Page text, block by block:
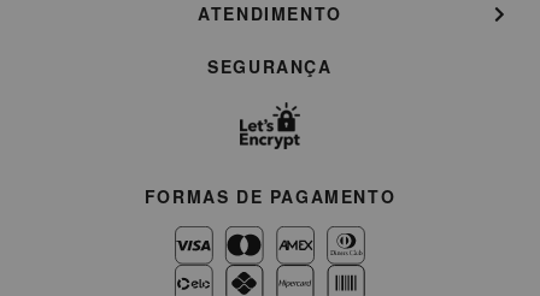
ATENDIMENTO
SEGURANÇA
FORMAS DE PAGAMENTO